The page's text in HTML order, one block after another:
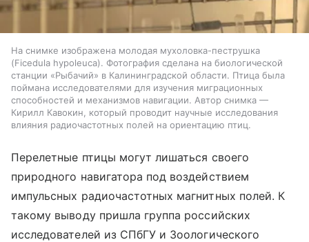
На снимке изображена молодая мухоловка-пеструшка
(Ficedula hypoleuca). Фотография сделана на биологической
станции «Рыбачий» в Калининградской области. Птица была
поймана исследователями для изучения миграционных
способностей и механизмов навигации. Автор снимка —
Кирилл Кавокин, который проводит научные исследования
влияния радиочастотных полей на ориентацию птиц.
Перелетные птицы могут лишаться своего
природного навигатора под воздействием
импульсных радиочастотных магнитных полей. К
такому выводу пришла группа российских
исследователей из СПбГУ и Зоологического